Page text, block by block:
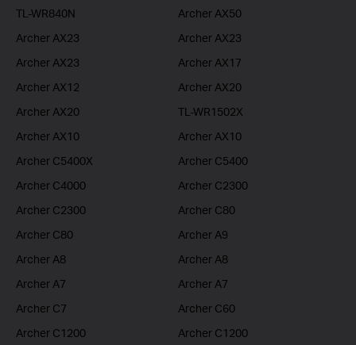
TL-WR840N
Archer AX50
Archer AX23
Archer AX23
Archer AX23
Archer AX17
Archer AX12
Archer AX20
Archer AX20
TL-WR1502X
Archer AX10
Archer AX10
Archer C5400X
Archer C5400
Archer C4000
Archer C2300
Archer C2300
Archer C80
Archer C80
Archer A9
Archer A8
Archer A8
Archer A7
Archer A7
Archer C7
Archer C60
Archer C1200
Archer C1200